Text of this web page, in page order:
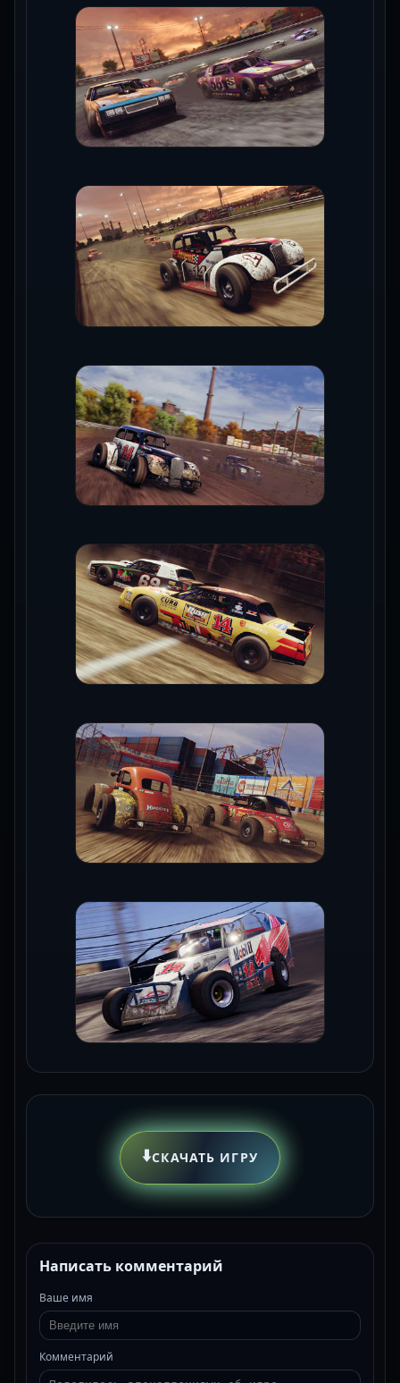
⬇️СКАЧАТЬ ИГРУ
Написать комментарий
Ваше имя
Комментарий